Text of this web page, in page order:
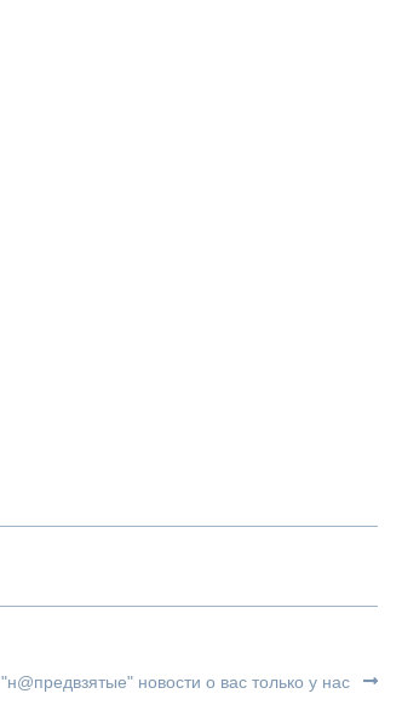
новости о вас только у нас